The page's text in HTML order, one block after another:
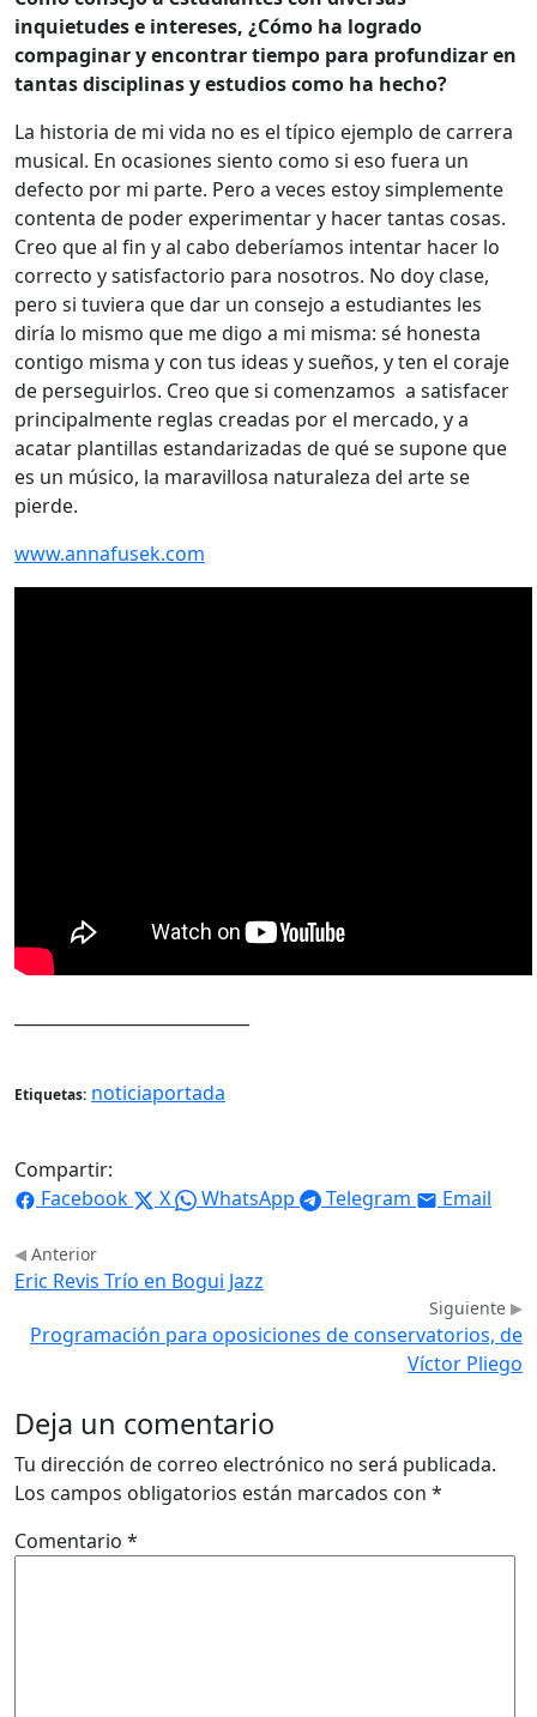
inquietudes e intereses, ¿Cómo ha logrado
compaginar y encontrar tiempo para profundizar en
tantas disciplinas y estudios como ha hecho?
La historia de mi vida no es el típico ejemplo de carrera
musical. En ocasiones siento como si eso fuera un
defecto por mi parte. Pero a veces estoy simplemente
contenta de poder experimentar y hacer tantas cosas.
Creo que al fin y al cabo deberíamos intentar hacer lo
correcto y satisfactorio para nosotros. No doy clase,
pero si tuviera que dar un consejo a estudiantes les
diría lo mismo que me digo a mi misma: sé honesta
contigo misma y con tus ideas y sueños, y ten el coraje
de perseguirlos. Creo que si comenzamos a satisfacer
principalmente reglas creadas por el mercado, y a
acatar plantillas estandarizadas de qué se supone que
es un músico, la maravillosa naturaleza del arte se
pierde.
www.annafusek.com
Etiquetas: noticiaportada
Compartir:
Facebook
X WhatsApp Telegram Email
Anterior
Eric Revis Trío en Bogui Jazz
Siguiente
Programación para oposiciones de conservatorios, de
Víctor Pliego
Deja un comentario
Tu dirección de correo electrónico no será publicada.
Los campos obligatorios están marcados con *
Comentario *